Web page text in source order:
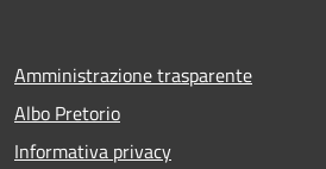
Amministrazione trasparente
Albo Pretorio
Informativa privacy